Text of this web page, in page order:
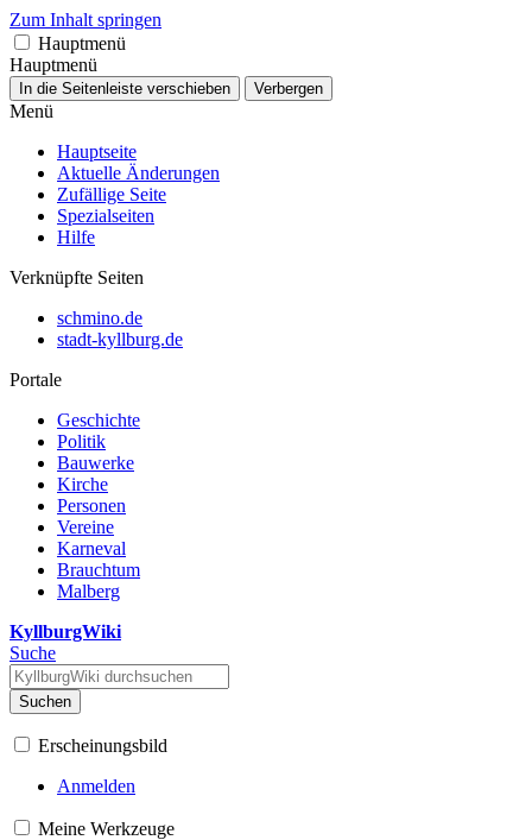
Zum Inhalt springen
Hauptmenü
Hauptmenü
In die Seitenleiste verschieben Verbergen
Menü
Hauptseite
Aktuelle Änderungen
Zufällige Seite
Spezialseiten
Hilfe
Verknüpfte Seiten
schmino.de
stadt-kyllburg.de
Portale
Geschichte
Politik
Bauwerke
Kirche
Personen
Vereine
Karneval
Brauchtum
Malberg
KyllburgWiki
Suche
Suchen
Erscheinungsbild
Anmelden
Meine Werkzeuge